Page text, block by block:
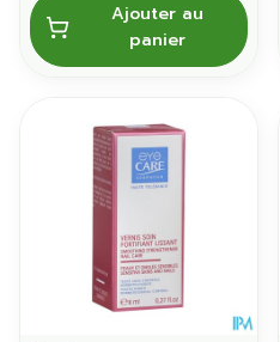
Ajouter au
panier